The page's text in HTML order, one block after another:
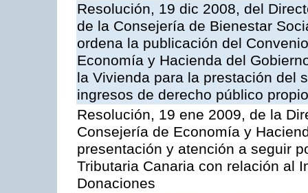
Resolución, 19 dic 2008, del
de la Consejería de Bienestar
ordena la publicación del
Economía y Hacienda del
la Vivienda para la prestación del
ingresos de derecho público
Resolución, 19 ene 2009, de la
Consejería de Economía y
presentación y atención a seguir
Tributaria Canaria con relación al
Donaciones